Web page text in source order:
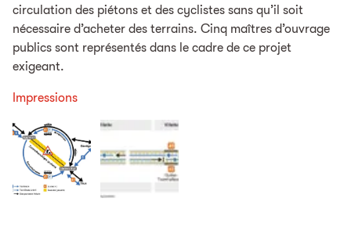
circulation des piétons et des cyclistes sans qu’il soit
nécessaire d’acheter des terrains. Cinq maîtres d’ouvrage
publics sont représentés dans le cadre de ce projet
exigeant.
Impressions